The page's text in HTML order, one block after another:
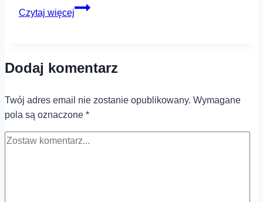
Czytaj więcej
Egzamin
matematyki
jak
przygotować
do
Dodaj komentarz
Twój adres email nie zostanie opublikowany. Wymagane
pola są oznaczone *